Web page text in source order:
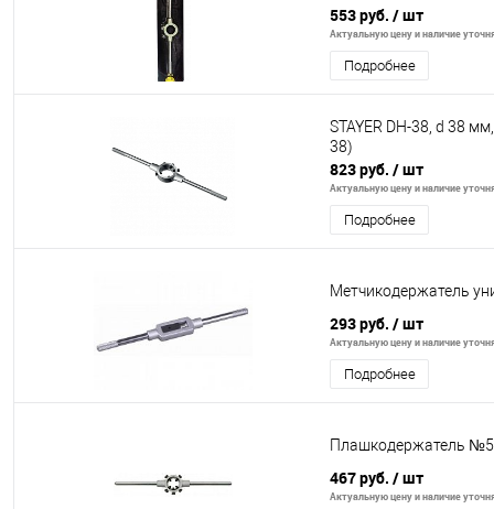
553 руб. / шт
Актуальную цену и наличие
Подробнее
STAYER DH-38, d 38
38)
823 руб. / шт
Актуальную цену и наличие
Подробнее
Метчикодержатель
293 руб. / шт
Актуальную цену и наличие
Подробнее
Плашкодержатель
467 руб. / шт
Актуальную цену и наличие